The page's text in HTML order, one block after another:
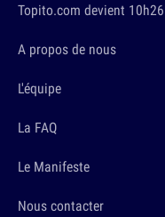
Topito.com devient 10h26
A propos de nous
L'équipe
La FAQ
Le Manifeste
Nous contacter